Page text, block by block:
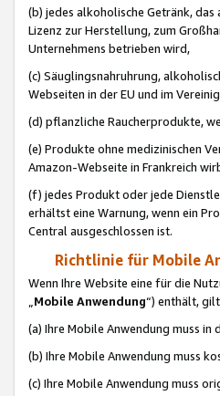
(b) jedes alkoholische Getränk,
Lizenz zur Herstellung, zum
Unternehmens betrieben wird,
(c) Säuglingsnahruhrung,
Webseiten in der EU und im
(d) pflanzliche Raucherprodukte,
(e) Produkte ohne medizinischen
Amazon-Webseite in Frankreich
(f) jedes Produkt oder jede
erhältst eine Warnung, wenn ein
Central ausgeschlossen ist.
Richtlinie für Mobile
Wenn Ihre Website eine für die
„Mobile Anwendung“) enthält,
(a) Ihre Mobile Anwendung muss
(b) Ihre Mobile Anwendung muss
(c) Ihre Mobile Anwendung muss